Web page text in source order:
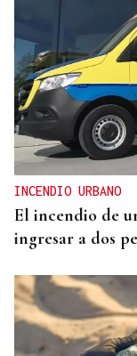
INCENDIO URBANO
El incendio de
ingresar a dos